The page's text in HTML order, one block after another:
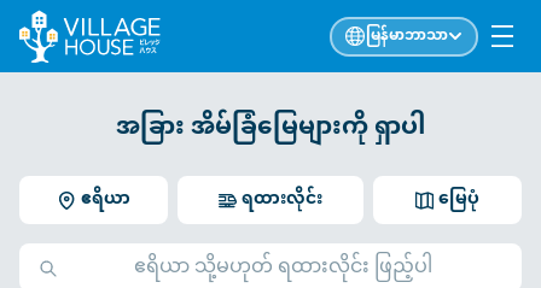
မြန်မာဘာသာ
အခြား အိမ်ခြံမြေများကို ရှာပါ
ဧရိယာ မြေပုံ
ရထားလိုင်း